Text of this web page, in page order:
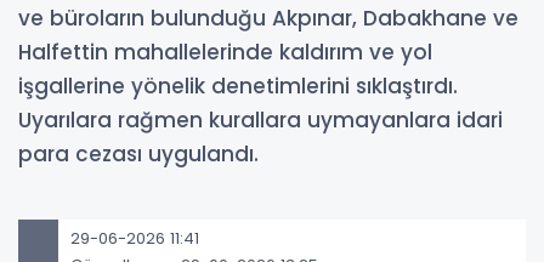
ve büroların bulunduğu Akpınar, Dabakhane ve
Halfettin mahallelerinde kaldırım ve yol
işgallerine yönelik denetimlerini sıklaştırdı.
Uyarılara rağmen kurallara uymayanlara idari
para cezası uygulandı.
29-06-2026 11:41